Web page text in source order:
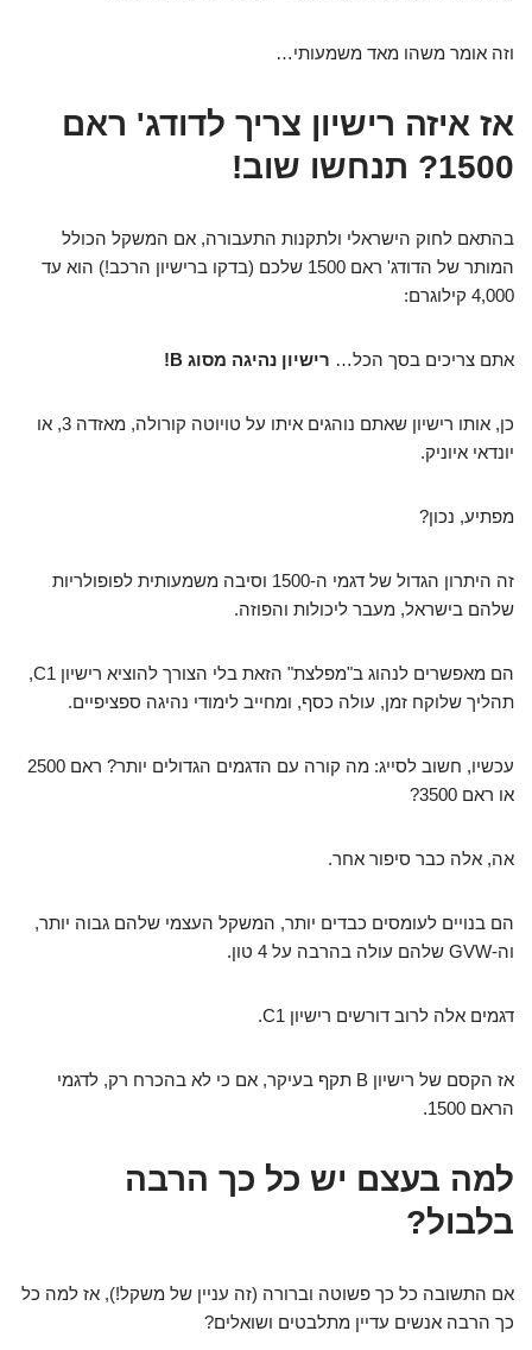
וזה אומר משהו מאד משמעותי…
אז איזה רישיון צריך לדודג' ראם
1500? תנחשו שוב!
בהתאם לחוק הישראלי ולתקנות התעבורה, אם המשקל הכולל
המותר של הדודג' ראם 1500 שלכם (בדקו ברישיון הרכב!) הוא עד
4,000 קילוגרם:
אתם צריכים בסך הכל… רישיון נהיגה מסוג B!
כן, אותו רישיון שאתם נוהגים איתו על טויוטה קורולה, מאזדה 3, או
יונדאי איוניק.
מפתיע, נכון?
זה היתרון הגדול של דגמי ה-1500 וסיבה משמעותית לפופולריות
שלהם בישראל, מעבר ליכולות והפוזה.
הם מאפשרים לנהוג ב"מפלצת" הזאת בלי הצורך להוציא רישיון C1,
תהליך שלוקח זמן, עולה כסף, ומחייב לימודי נהיגה ספציפיים.
עכשיו, חשוב לסייג: מה קורה עם הדגמים הגדולים יותר? ראם 2500
או ראם 3500?
אה, אלה כבר סיפור אחר.
הם בנויים לעומסים כבדים יותר, המשקל העצמי שלהם גבוה יותר,
וה-GVW שלהם עולה בהרבה על 4 טון.
דגמים אלה לרוב דורשים רישיון C1.
אז הקסם של רישיון B תקף בעיקר, אם כי לא בהכרח רק, לדגמי
הראם 1500.
למה בעצם יש כל כך הרבה
בלבול?
אם התשובה כל כך פשוטה וברורה (זה עניין של משקל!), אז למה כל
כך הרבה אנשים עדיין מתלבטים ושואלים?